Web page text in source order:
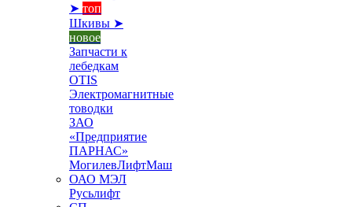
➤ топ
Шкивы ➤
новое
Запчасти к
лебедкам
OTIS
Электромагнитные
товодки
ЗАО
«Предприятие
ПАРНАС»
МогилевЛифтМаш
ОАО МЭЛ
Русьлифт